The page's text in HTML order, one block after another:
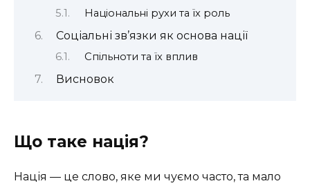
Національні рухи та їх роль
Соціальні зв’язки як основа нації
Спільноти та їх вплив
Висновок
Що таке нація?
Нація — це слово, яке ми чуємо часто, та мало